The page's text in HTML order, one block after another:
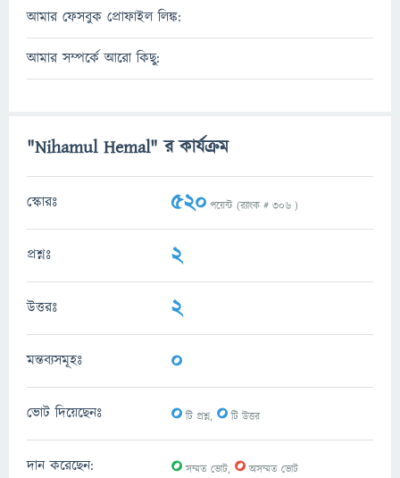
আমার ফেসবুক প্রোফাইল লিঙ্ক:
আমার সম্পর্কে আরো কিছু:
"Nihamul Hemal" র কার্যক্রম
স্কোরঃ 520 পয়েন্ট (র‌্যাংক # 306 )
প্রশ্নঃ 2
উত্তরঃ 2
মন্তব্যসমূহঃ 0
ভোট দিয়েছেনঃ 0টি প্রশ্ন, 0টি উত্তর
দান করেছেন: 0সম্মত ভোট, 0অসম্মত ভোট